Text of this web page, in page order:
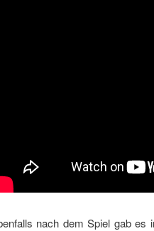
nach dem Spiel gab es